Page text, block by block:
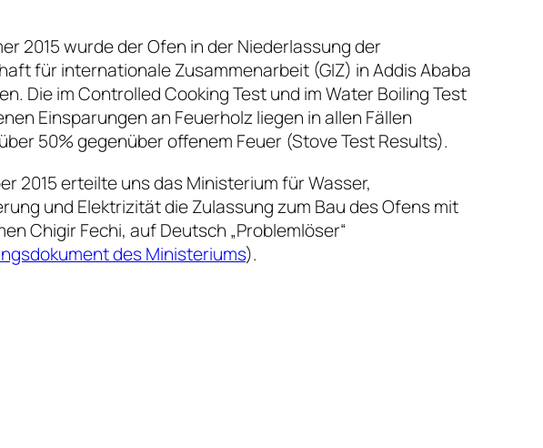
2015 wurde der Ofen in der Niederlassung der
für internationale Zusammenarbeit (GIZ) in Addis Ababa
Die im Controlled Cooking Test und im Water Boiling Test
Einsparungen an Feuerholz liegen in allen Fällen
50% gegenüber offenem Feuer (Stove Test Results).
2015 erteilte uns das Ministerium für Wasser,
und Elektrizität die Zulassung zum Bau des Ofens mit
Chigir Fechi, auf Deutsch „Problemlöser“
des Ministeriums).